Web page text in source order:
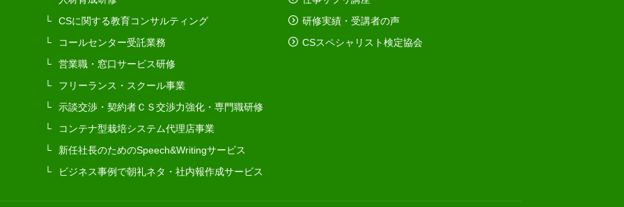
CSに関する教育コンサルティング
コールセンター受託業務
営業職・窓口サービス研修
フリーランス・スクール事業
示談交渉・契約者ＣＳ交渉力強化・専門職研修
コンテナ型栽培システム代理店事業
新任社長のためのSpeech&Writingサービス
ビジネス事例で朝礼ネタ・社内報作成サービス
研修実績・受講者の声
CSスペシャリスト検定協会